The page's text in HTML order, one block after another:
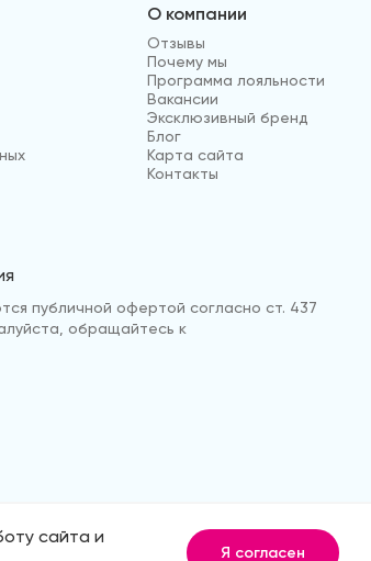
О компании
Отзывы
Почему мы
Программа лояльности
Вакансии
Эксклюзивный бренд
Блог
Карта сайта
Контакты
публичной офертой согласно ст. 437
обращайтесь к
Продвижение сайтаMedmaps
сайта и
Я согласен